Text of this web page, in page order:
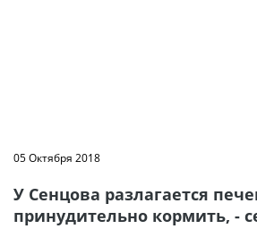
05 Октября 2018
У Сенцова разлагается
принудительно кормить, -